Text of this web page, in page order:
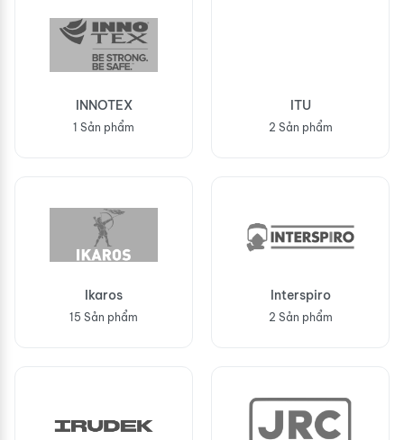
INNOTEX
1 Sản phẩm
ITU
2 Sản phẩm
Ikaros
15 Sản phẩm
Interspiro
2 Sản phẩm